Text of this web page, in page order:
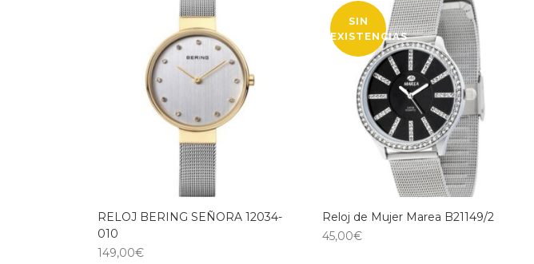
RELOJ BERING SEÑORA 12034-
010
149,00€
SIN
EXISTENCIAS
Reloj de Mujer Marea B21149/2
45,00€